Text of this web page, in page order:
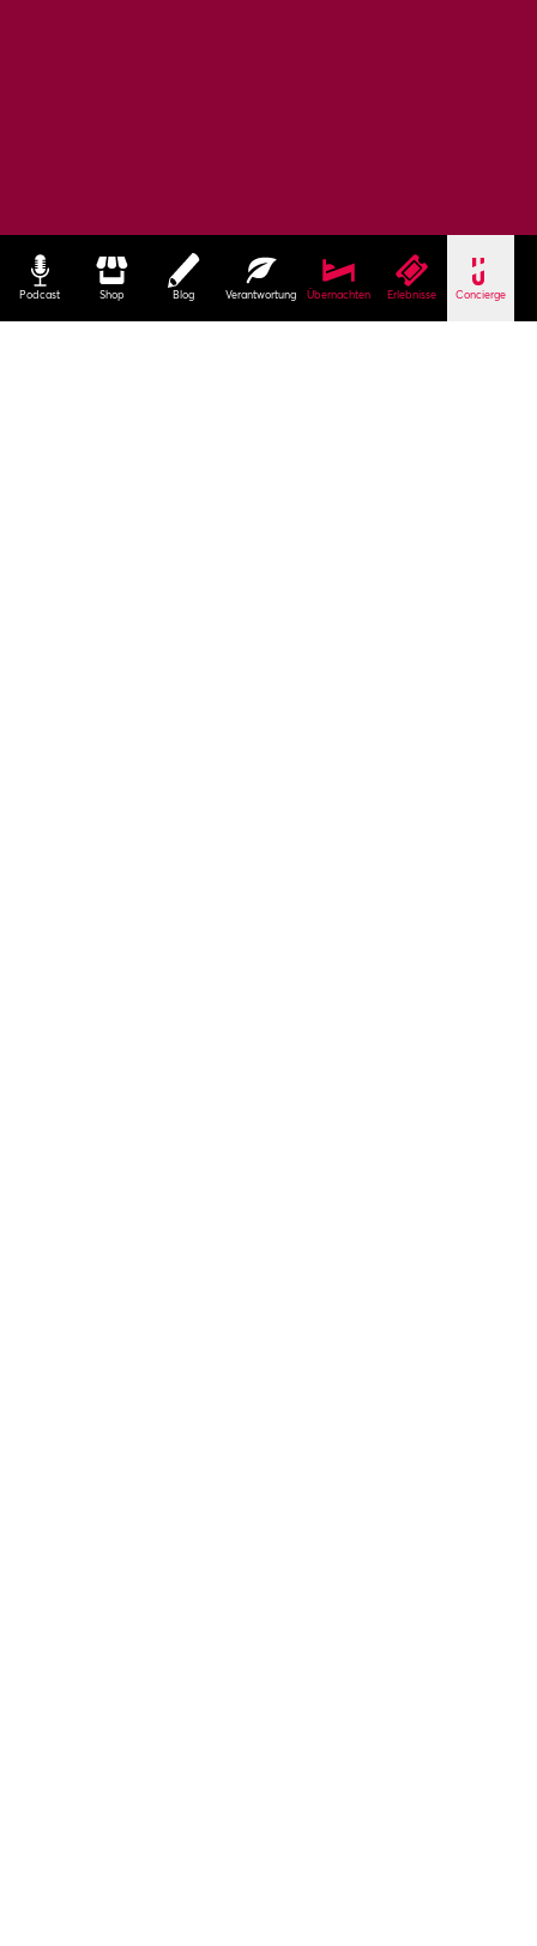
Podcast Shop Blog Verantwortung Übernachten Erlebnisse Concierge